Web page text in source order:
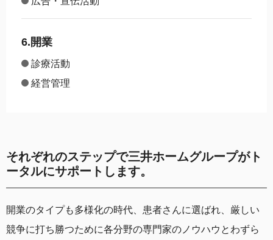
6.開業
診療活動
経営管理
それぞれのステップで三井ホームグループがト
ータルにサポートします。
開業のタイプも多様化の時代、患者さんに選ばれ、厳しい
競争に打ち勝つために各分野の専門家のノウハウとわずら